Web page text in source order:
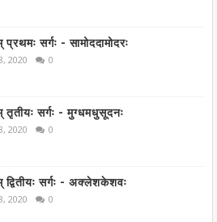
प्रथमः सर्गः - सामोददामोदरः
2020 0
तृतीयः सर्गः - मुग्धमधुसूदनः
2020 0
द्वितीयः सर्गः - अक्लेशकेशवः
2020 0